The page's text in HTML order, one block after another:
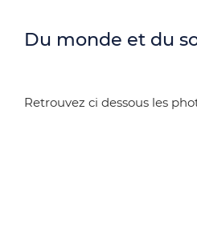
Du monde et du
Retrouvez ci dessous les